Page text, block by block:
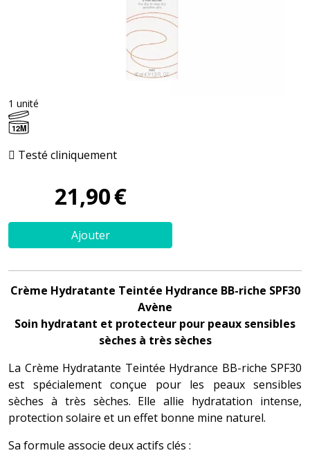
1 unité
12M
Testé cliniquement
21,90€
Ajouter
Crème Hydratante Teintée Hydrance BB-riche SPF30
Avène
Soin hydratant et protecteur pour peaux sensibles
sèches à très sèches
La Crème Hydratante Teintée Hydrance BB-riche SPF30
est spécialement conçue pour les peaux sensibles
sèches à très sèches. Elle allie hydratation intense,
protection solaire et un effet bonne mine naturel.
Sa formule associe deux actifs clés :